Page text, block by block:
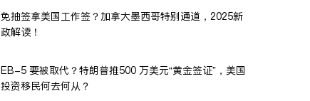
免抽签拿美国工作签？加拿大墨西哥特别通道，2025新
政解读！
EB-5 要被取代？特朗普推500 万美元“黄金签证”，美国
投资移民何去何从？